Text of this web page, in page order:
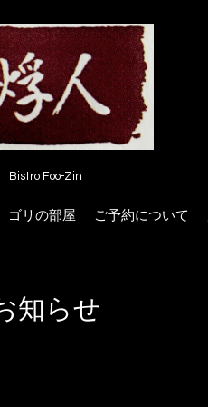
Bistro Foo-Zin
ゴリの部屋 ご予約について
知らせ